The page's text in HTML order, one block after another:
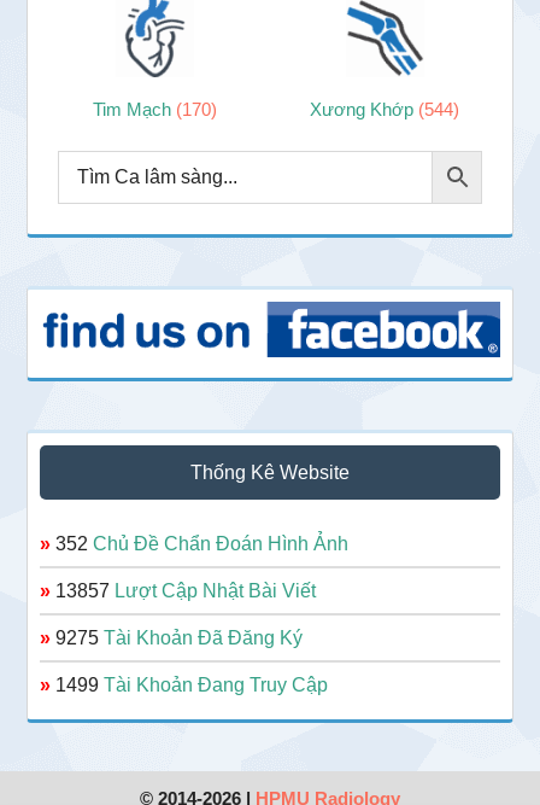
Tim Mạch (170) Xương Khớp (544)
Thống Kê Website
» 352Chủ Đề Chẩn Đoán Hình Ảnh
» 13857 Lượt Cập Nhật Bài Viết
» 9275Tài Khoản Đã Đăng Ký
» 1499Tài Khoản Đang Truy Cập
© 2014-2026 | HPMU Radiology